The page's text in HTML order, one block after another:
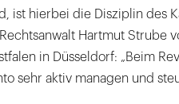
ist hierbei die Disziplin des
Hartmut Strube
in Düsseldorf: „Beim
sehr aktiv managen und